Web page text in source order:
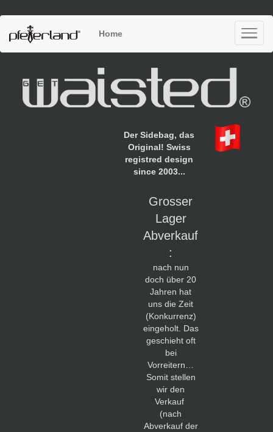
Home
Der Sidebag, das
Original! Swiss
registred design
since 2003...
Grosser
Lager
Abverkauf
:
nach nun
doch über 20
Jahren hat
uns die Zeit
(Konkurrenz)
eingeholt. Das
geschieht oft
bei
Vorreitern…
Somit stellen
wir den
Verkauf
(nach
Abverkauf der